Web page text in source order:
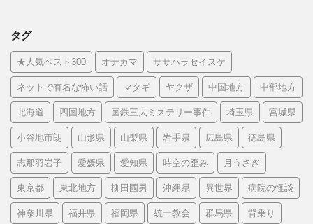
タグ
★人気ベスト300 オナカマ ササハラセイスケ
ネットで有名な怖い話 マタギ ヤクザ 中国地方 中部地方
北海道 四国地方 国鉄三大ミステリー事件 埼玉県 宮城県
小谷地市朗 山形県 山梨県 岩手県 広島県 徳島県
志那羽岩子 愛媛県 愛知県 時空の歪み 月うさぎ
東京都 東北地方 柳田國男 沖縄県 異世界 病院の怪談
神奈川県 福井県 福岡県 統一教会 群馬県 背乗り